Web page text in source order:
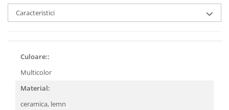
Caracteristici
Culoare::
Multicolor
Material:
ceramica, lemn